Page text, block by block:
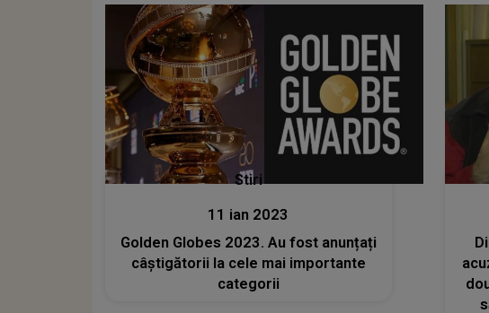
Stiri
11 ian 2023
Golden Globes 2023. Au fost anunțați
câștigătorii la cele mai importante
categorii